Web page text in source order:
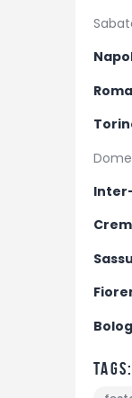
Tags: